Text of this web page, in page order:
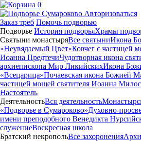
0
Авторизоваться
Заказ треб Помочь подворью
Подворье История подворьяХрамы
Святыни монастыряВсе святыниИкона
«Неувядаемый Цвет»Ковчег с частицей
Иоанна ПредтечиЧудотворная икона
архиепископа Мир ЛикийскихИкона
«Всецарица»Почаевская икона Божией
частицей мощей святителя Иоанна
Настоятель
ДеятельностьВся деятельность
«Подворье в Сумароково»Духовно-
имени преподобного Венедикта
служениеВоскресная школа
Братский некропольВсе захоронения